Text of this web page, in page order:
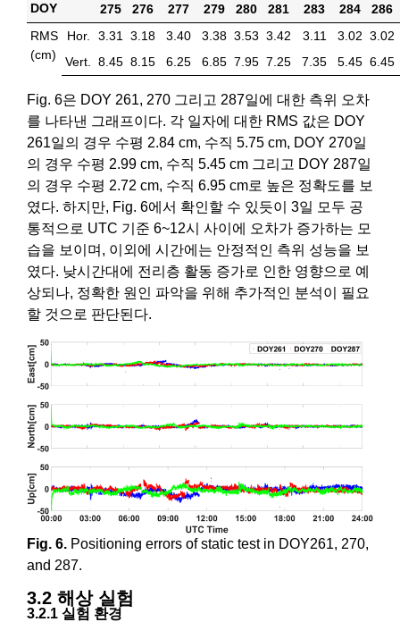
DOY
275 276 277 279 280 281 283 284
286
RMS
(cm)
Hor. 3.31 3.18 3.40 3.38 3.53 3.42 3.11 3.02 3.02
Vert.
8.45 8.15 6.25 6.85 7.95 7.25 7.35 5.45 6.45
Fig. 6은 DOY 261, 270 그리고 287일에 대한 측위 오차
를 나타낸 그래프이다. 각 일자에 대한 RMS 값은 DOY
261일의 경우 수평 2.84 cm, 수직 5.75 cm, DOY 270일
의 경우 수평 2.99 cm, 수직 5.45 cm 그리고 DOY 287일
의 경우 수평 2.72 cm, 수직 6.95 cm로 높은 정확도를 보
였다. 하지만, Fig. 6에서 확인할 수 있듯이 3일 모두 공
통적으로 UTC 기준 6~12시 사이에 오차가 증가하는 모
습을 보이며, 이외에 시간에는 안정적인 측위 성능을 보
였다. 낮시간대에 전리층 활동 증가로 인한 영향으로 예
상되나, 정확한 원인 파악을 위해 추가적인 분석이 필요
할 것으로 판단된다.
Fig. 6. Positioning errors of static test in DOY261, 270,
and 287.
3.2 해상 실험
3.2.1 실험 환경